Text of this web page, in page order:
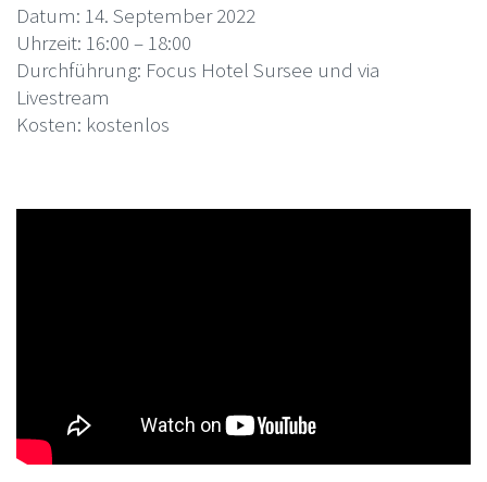
Datum: 14. September 2022
Uhrzeit: 16:00 – 18:00
Durchführung: Focus Hotel Sursee und via
Livestream
Kosten: kostenlos